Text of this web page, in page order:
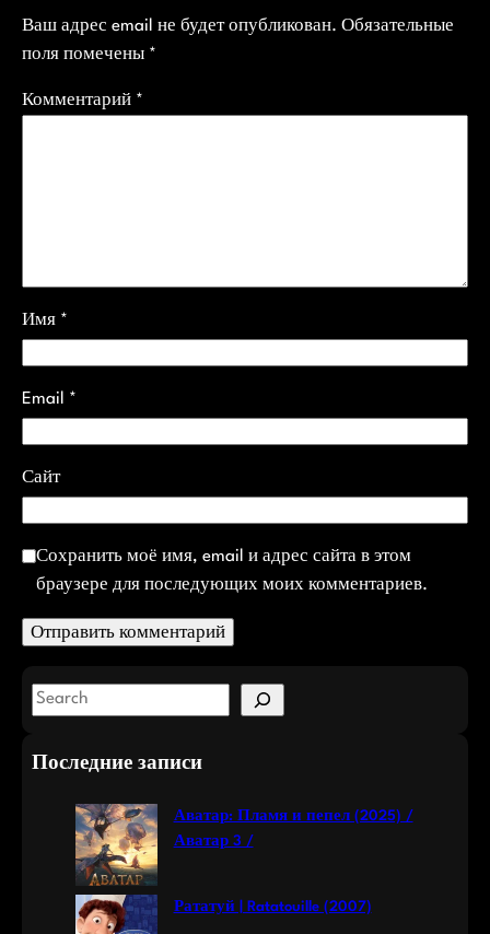
Ваш адрес email не будет опубликован. Обязательные
поля помечены *
Комментарий *
Имя *
Email *
Сайт
Сохранить моё имя, email и адрес сайта в этом
браузере для последующих моих комментариев.
S
a
Последние записи
Аватар: Пламя и пепел (2025) /
Аватар 3 /
Рататуй | Ratatouille (2007)